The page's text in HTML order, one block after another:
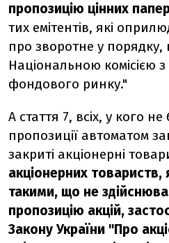
пропозицію цінних
тих емітентів, які
про зворотне у порядку,
Національною комісією
фондового ринку."
А стаття 7, всіх, у кого
пропозиції автоматом
закриті акціонерні
акціонерних товариств,
такими, що не
пропозицію акцій,
Закону України "Про